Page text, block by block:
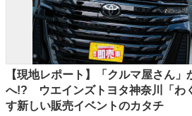
【現地レポート】「クルマ屋さん
へ!? ウエインズトヨタ神奈川「わ
す新しい販売イベントのカタチ